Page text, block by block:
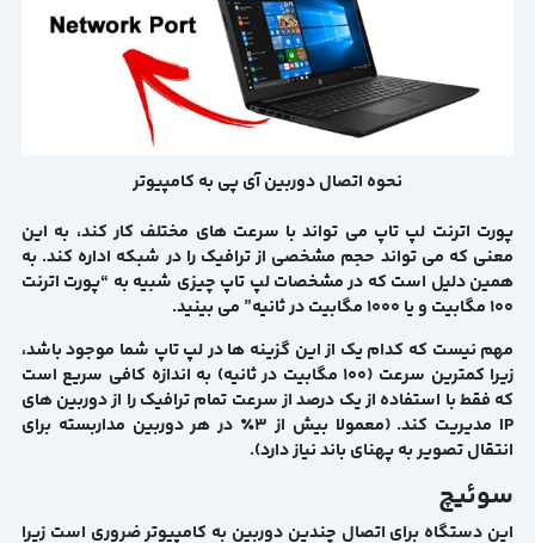
نحوه اتصال دوربین آی پی به کامپیوتر
پورت اترنت لپ تاپ می تواند با سرعت های مختلف کار کند، به این
معنی که می تواند حجم مشخصی از ترافیک را در شبکه اداره کند. به
همین دلیل است که در مشخصات لپ تاپ چیزی شبیه به “پورت اترنت
100 مگابیت و یا 1000 مگابیت در ثانیه” می بینید.
مهم نیست که کدام یک از این گزینه ها در لپ تاپ شما موجود باشد،
زیرا کمترین سرعت (100 مگابیت در ثانیه) به اندازه کافی سریع است
که فقط با استفاده از یک درصد از سرعت تمام ترافیک را از دوربین های
IP مدیریت کند. (معمولا بیش از 3٪ در هر دوربین مداربسته برای
انتقال تصویر به پهنای باند نیاز دارد).
سوئیچ
این دستگاه برای اتصال چندین دوربین به کامپیوتر ضروری است زیرا